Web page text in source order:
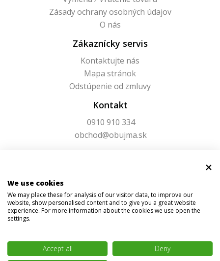
Zásady ochrany osobných údajov
O nás
Zákaznícky servis
Kontaktujte nás
Mapa stránok
Odstúpenie od zmluvy
Kontakt
0910 910 334
obchod@obujma.sk
We use cookies
We may place these for analysis of our visitor data, to improve our
website, show personalised content and to give you a great website
experience. For more information about the cookies we use open the
settings.
Accept all Deny